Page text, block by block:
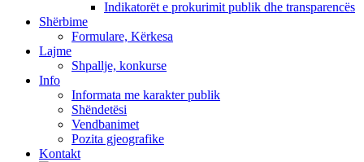
Indikatorët e prokurimit publik dhe transparencës
Shërbime
Formulare, Kërkesa
Lajme
Shpallje, konkurse
Info
Informata me karakter publik
Shëndetësi
Vendbanimet
Pozita gjeografike
Kontakt